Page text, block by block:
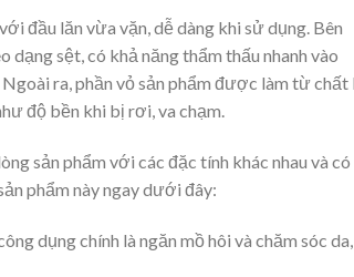
đầu lăn vừa vặn, dễ dàng khi sử dụng. Bên
dạng sệt, có khả năng thẩm thấu nhanh vào
ra, phần vỏ sản phẩm được làm từ chất
độ bền khi bị rơi, va chạm.
sản phẩm với các đặc tính khác nhau và có
phẩm này ngay dưới đây:
dụng chính là ngăn mồ hôi và chăm sóc da,